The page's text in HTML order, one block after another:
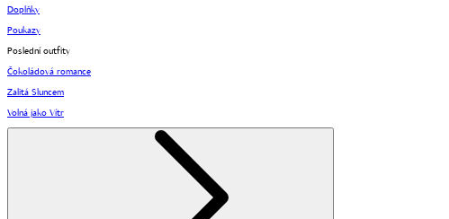
Doplňky
Poukazy
Poslední outfity
Čokoládová romance
Zalitá Sluncem
Volná jako Vítr